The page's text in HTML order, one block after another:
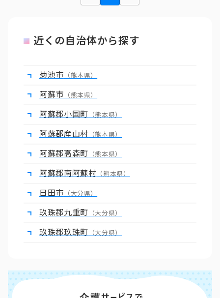
近くの自治体から探す
菊池市 （熊本県）
阿蘇市 （熊本県）
阿蘇郡小国町 （熊本県）
阿蘇郡産山村 （熊本県）
阿蘇郡高森町 （熊本県）
阿蘇郡南阿蘇村 （熊本県）
日田市 （大分県）
玖珠郡九重町 （大分県）
玖珠郡玖珠町 （大分県）